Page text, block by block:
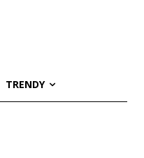
TRENDY